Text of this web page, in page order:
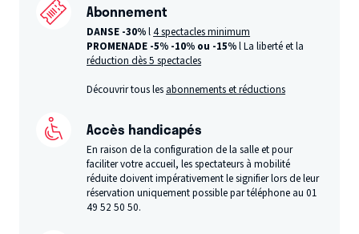
Abonnement
DANSE -30%l4 spectacles minimum
PROMENADE -5% -10% ou -15%l La liberté et la
réduction dès 5 spectacles
Découvrir tous les abonnements et réductions
Accès handicapés
En raison de la configuration de la salle et pour
faciliter votre accueil, les spectateurs à mobilité
réduite doivent impérativement le signifier lors de leur
réservation uniquement possible par téléphone au 01
49 52 50 50.